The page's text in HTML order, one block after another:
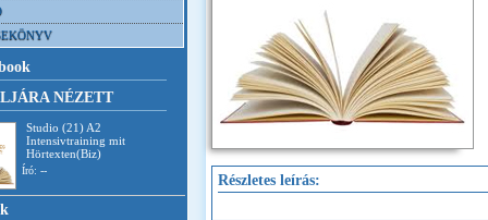
NÉZETT
Studio (21) A2
Intensivtraining mit
Hörtexten(Biz)
Író: --
Részletes leírás: